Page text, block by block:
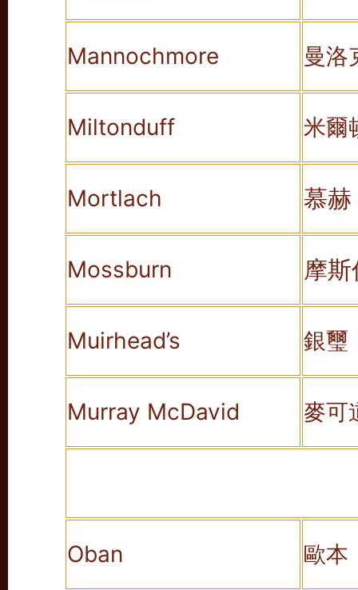
Mannochmore 曼洛
Miltonduff 米爾
Mortlach 慕赫
Mossburn 摩
Muirhead’s 銀璽
Murray McDavid 麥可
Oban 歐本